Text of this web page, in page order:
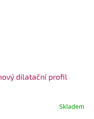
dilatační profil
Skladem